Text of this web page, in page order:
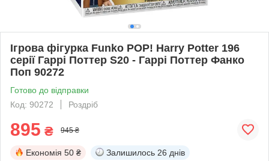
Ігрова фігурка Funko POP! Harry Potter 196
серії Гаррі Поттер S20 - Гаррі Поттер Фанко
Поп 90272
Готово до відправки
Код: 90272
Роздріб
895 ₴ 945 ₴
Економія 50 ₴ Залишилось 26 днів